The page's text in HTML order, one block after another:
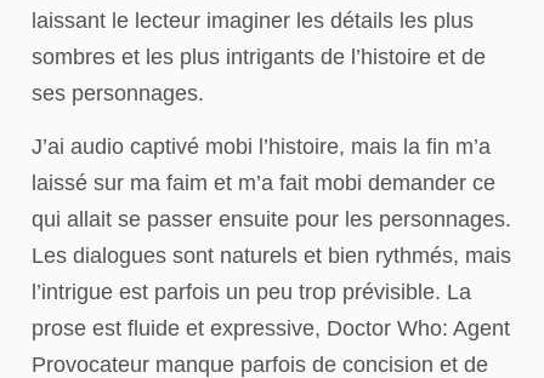
laissant le lecteur imaginer les détails les plus
sombres et les plus intrigants de l’histoire et de
ses personnages.
J’ai audio captivé mobi l’histoire, mais la fin m’a
laissé sur ma faim et m’a fait mobi demander ce
qui allait se passer ensuite pour les personnages.
Les dialogues sont naturels et bien rythmés, mais
l’intrigue est parfois un peu trop prévisible. La
prose est fluide et expressive, Doctor Who: Agent
Provocateur manque parfois de concision et de